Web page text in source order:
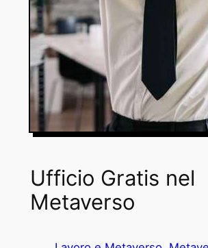
Ufficio Gratis nel
Metaverso